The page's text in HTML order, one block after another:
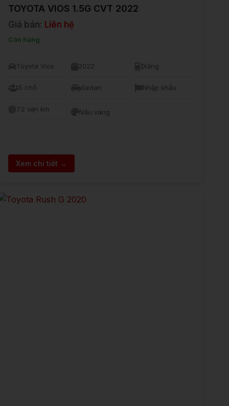
TOYOTA VIOS 1.5G CVT 2022
Giá bán: Liên hệ
Còn hàng
Toyota Vios 2022 Xăng
5 chỗ Sedan Nhập khẩu
7.2 vạn km Nâu vàng
Xem chi tiết →